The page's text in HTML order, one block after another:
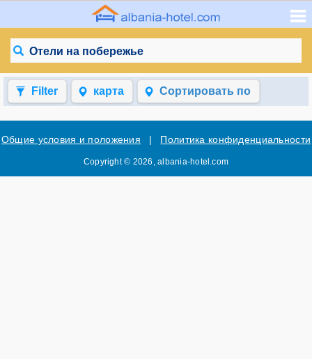
Отели на побережье
Filter карта Сортировать по
Общие условия и положения | Политика конфиденциальности
Copyright © 2026, albania-hotel.com